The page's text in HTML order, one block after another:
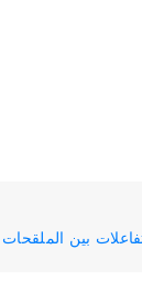
بين الملقحات